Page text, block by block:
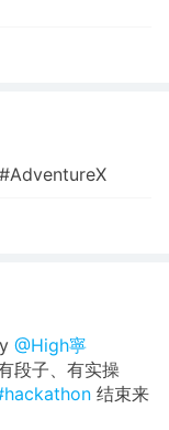
@High寧
段子、有实操
结束来